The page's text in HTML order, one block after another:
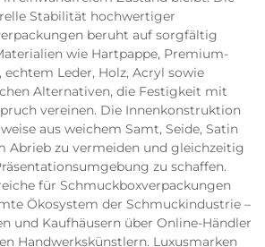
Stabilität hochwertiger
beruht auf sorgfältig
wie Hartpappe, Premium-
Leder, Holz, Acryl sowie
Alternativen, die Festigkeit mit
vereinen. Die Innenkonstruktion
aus weichem Samt, Seide, Satin
Abrieb zu vermeiden und gleichzeitig
zu schaffen.
für Schmuckboxverpackungen
Ökosystem der Schmuckindustrie –
und Kaufhäusern über Online-Händler
Handwerkskünstlern. Luxusmarken